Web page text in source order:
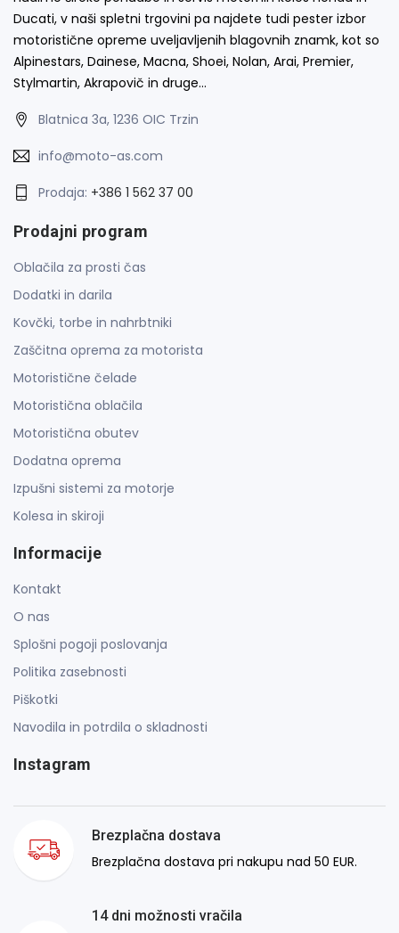
Ducati, v naši spletni trgovini pa najdete tudi pester izbor
motoristične opreme uveljavljenih blagovnih znamk, kot so
Alpinestars, Dainese, Macna, Shoei, Nolan, Arai, Premier,
Stylmartin, Akrapovič in druge…
Blatnica 3a, 1236 OIC Trzin
info@moto-as.com
Prodaja: +386 1 562 37 00
Prodajni program
Oblačila za prosti čas
Dodatki in darila
Kovčki, torbe in nahrbtniki
Zaščitna oprema za motorista
Motoristične čelade
Motoristična oblačila
Motoristična obutev
Dodatna oprema
Izpušni sistemi za motorje
Kolesa in skiroji
Informacije
Kontakt
O nas
Splošni pogoji poslovanja
Politika zasebnosti
Piškotki
Navodila in potrdila o skladnosti
Instagram
Brezplačna dostava
Brezplačna dostava pri nakupu nad 50 EUR.
14 dni možnosti vračila